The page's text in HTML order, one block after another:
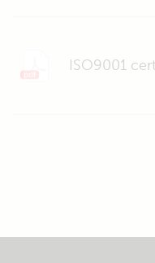
ISO9001